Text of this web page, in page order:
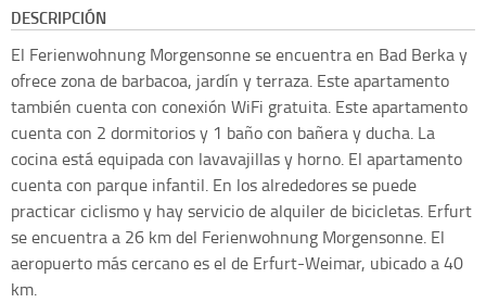
DESCRIPCIÓN
El Ferienwohnung Morgensonne se encuentra en Bad Berka y
ofrece zona de barbacoa, jardín y terraza. Este apartamento
también cuenta con conexión WiFi gratuita. Este apartamento
cuenta con 2 dormitorios y 1 baño con bañera y ducha. La
cocina está equipada con lavavajillas y horno. El apartamento
cuenta con parque infantil. En los alrededores se puede
practicar ciclismo y hay servicio de alquiler de bicicletas. Erfurt
se encuentra a 26 km del Ferienwohnung Morgensonne. El
aeropuerto más cercano es el de Erfurt-Weimar, ubicado a 40
km.